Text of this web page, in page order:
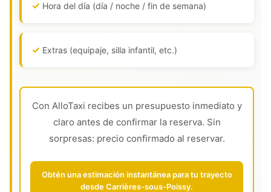
Hora del día (día / noche / fin de semana)
Extras (equipaje, silla infantil, etc.)
Con AlloTaxi recibes un presupuesto inmediato y
claro antes de confirmar la reserva. Sin
sorpresas: precio confirmado al reservar.
Obtén una estimación instantánea para tu trayecto
desde Carrières-sous-Poissy.